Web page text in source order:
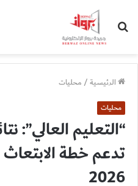
الرئيسية/محليات
محليات
“التعليم العالي”:
2026